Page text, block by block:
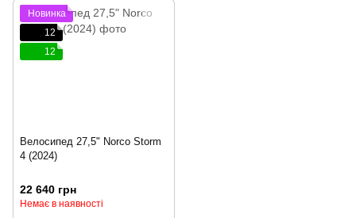
Новинка
12
12
Велосипед 27,5" Norco Storm
4 (2024)
22 640 грн
Немає в наявності